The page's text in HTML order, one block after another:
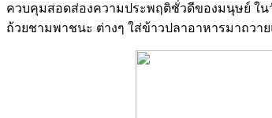
ควบคุมสอดส่องความประพฤติชั่วดีของมนุษย์ ใ
ถ้วยชามพาชนะ ต่างๆ ใส่ข้าวปลาอาหารมาถว